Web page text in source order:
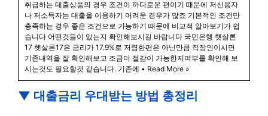
취급하는 대출상품의 경우 조건이 까다로운 편이기 때문에 저신용자
나 저소득자는 대출을 이용하기 어려운 경우가 많죠 기본적인 조건만
충족하는 경우 좋은 조건으로 가능하기 때문에 비교적 알아보기가 쉽
습니다 어떤것들이 있는지 확인해보시길 바랍니다 국민은행 햇살론
17 ​햇살론17은 금리가 17.9%로 저렴한편은 아닌만큼 직장인이시면
기존내역을 잘 확인해보고 조금더 절감이 가능한지여부를 확인해 보
시는것도 필요할것 같습니다. 기존에 • Read More »
▼ 대출금리 우대받는 방법 총정리